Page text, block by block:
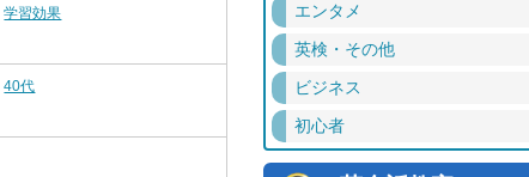
学習効果
40代
エンタメ
英検・その他
ビジネス
初心者